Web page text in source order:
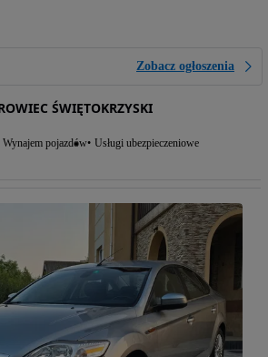
Zobacz ogłoszenia
ŚWIĘTOKRZYSKI
Wynajem pojazdów Usługi ubezpieczeniowe